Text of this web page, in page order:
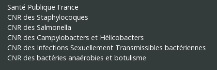
Santé Publique France
CNR des Staphylocoques
CNR des Salmonella
CNR des Campylobacters et Hélicobacters
CNR des Infections Sexuellement Transmissibles bactériennes
CNR des bactéries anaérobies et botulisme